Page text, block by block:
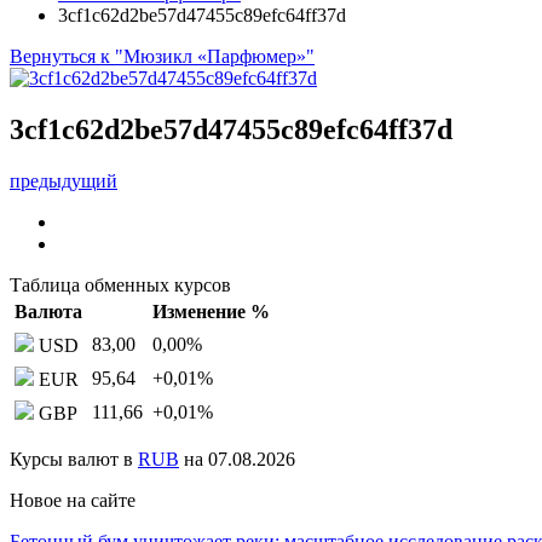
3cf1c62d2be57d47455c89efc64ff37d
Вернуться к "Мюзикл «Парфюмер»"
3cf1c62d2be57d47455c89efc64ff37d
предыдущий
Таблица обменных курсов
Валюта
Изменение %
USD
83,00 0,00%
EUR
95,64 +0,01%
GBP
111,66 +0,01%
Курсы валют в RUB на 07.08.2026
Новое на сайте